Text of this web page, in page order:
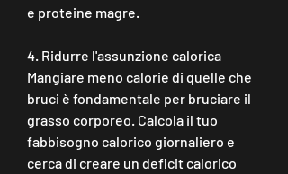
e proteine magre.
4. Ridurre l'assunzione calorica
Mangiare meno calorie di quelle che
bruci è fondamentale per bruciare il
grasso corporeo. Calcola il tuo
fabbisogno calorico giornaliero e
cerca di creare un deficit calorico